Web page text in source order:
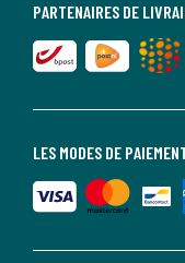
LES MODES DE
PARTENAIRES DE